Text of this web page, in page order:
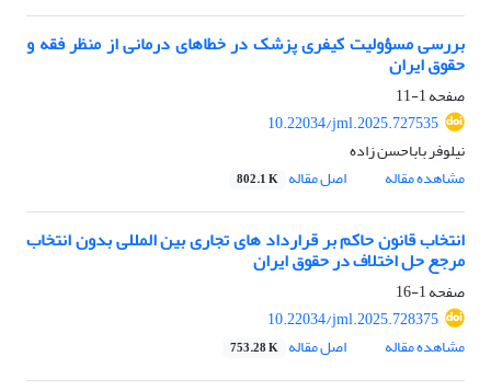
بررسی مسؤولیت کیفری پزشک در خطاهای درمانی از منظر فقه و
حقوق ایران
صفحه1-11
10.22034/jml.2025.727535
نیلوفر باباحسن زاده
مشاهده مقاله
اصل مقاله 802.1 K
انتخاب قانون حاکم بر قرارداد های تجاری بین المللی بدون انتخاب
مرجع حل اختلاف در حقوق ایران
صفحه1-16
10.22034/jml.2025.728375
مشاهده مقاله
اصل مقاله 753.28 K